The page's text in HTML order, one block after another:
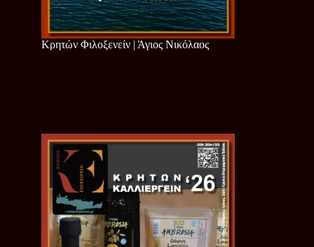
Κρητών Φιλοξενείν | Άγιος Νικόλαος